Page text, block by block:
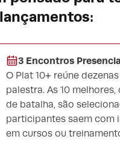
3 Encontros
O Plat 10+ reúne
palestra. As 10
de batalha, são
participantes saem com
em cursos ou